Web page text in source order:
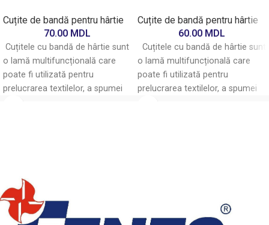
Cuțite de bandă pentru hârtie
70.00 MDL
Cuțitele cu bandă de hârtie sunt
o lamă multifuncțională care
poate fi utilizată pentru
prelucrarea textilelor, a spumei
Cuțite de bandă pentru hârtie
60.00 MDL
Cuțitele cu bandă de hârtie sunt
o lamă multifuncțională care
poate fi utilizată pentru
prelucrarea textilelor, a spumei